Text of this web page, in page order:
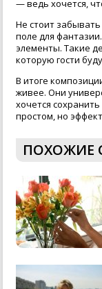
— ведь хочется,
Не стоит
поле для
элементы. Такие
которую гости
В итоге
живее. Они
хочется
простом, но
ПОХОЖИЕ